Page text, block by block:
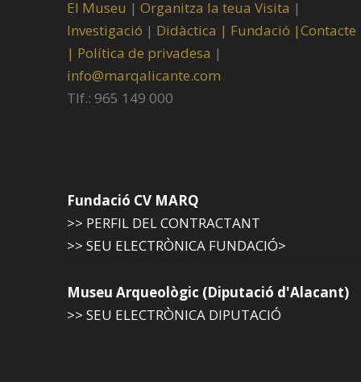
El Museu | Organitza la teua Visita |
Investigació | Didàctica | Fundació |Contacte
| Política de privadesa |
info@marqalicante.com
Tlf.: 965 149 000
Fundació CV MARQ
>> PERFIL DEL CONTRACTANT
>> SEU ELECTRÒNICA FUNDACIÓ>
Museu Arqueològic (Diputació d'Alacant)
>> SEU ELECTRÒNICA DIPUTACIÓ